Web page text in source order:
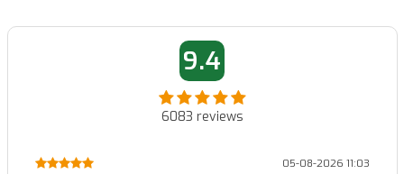
9.4
6083 reviews
05-08-2026 11:03